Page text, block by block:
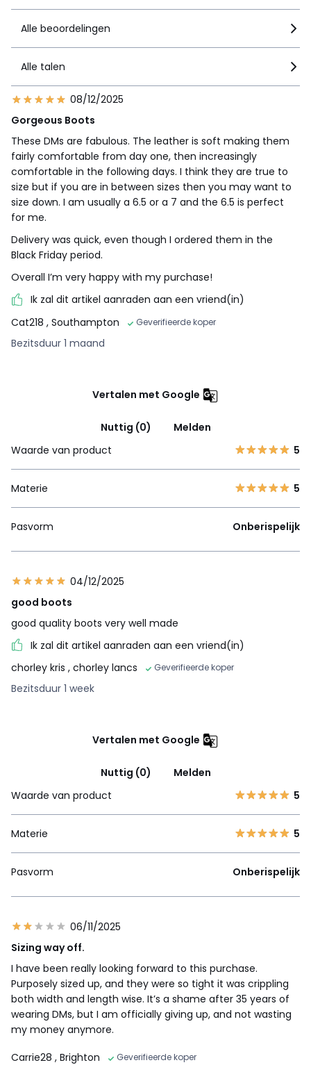
Alle beoordelingen
Alle talen
08/12/2025
Gorgeous Boots
These DMs are fabulous. The leather is soft making them
fairly comfortable from day one, then increasingly
comfortable in the following days. I think they are true to
size but if you are in between sizes then you may want to
size down. I am usually a 6.5 or a 7 and the 6.5 is perfect
for me.
Delivery was quick, even though I ordered them in the
Black Friday period.
Overall I’m very happy with my purchase!
Ik zal dit artikel aanraden aan een vriend(in)
Cat218 , Southampton Geverifieerde koper
Bezitsduur 1 maand
Vertalen met Google
Nuttig (0)
Melden
Waarde van product
5
Materie 5
Pasvorm Onberispelijk
04/12/2025
good boots
good quality boots very well made
Ik zal dit artikel aanraden aan een vriend(in)
chorley kris , chorley lancs Geverifieerde koper
Bezitsduur 1 week
Vertalen met Google
Nuttig (0)
Melden
Waarde van product
5
Materie 5
Pasvorm Onberispelijk
06/11/2025
Sizing way off.
I have been really looking forward to this purchase.
Purposely sized up, and they were so tight it was crippling
both width and length wise. It’s a shame after 35 years of
wearing DMs, but I am officially giving up, and not wasting
my money anymore.
Carrie28 , Brighton Geverifieerde koper